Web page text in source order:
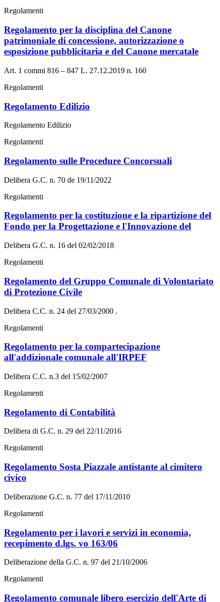
Regolamenti
Regolamento per la disciplina del Canone
patrimoniale di concessione, autorizzazione o
esposizione pubblicitaria e del Canone mercatale
Art. 1 commi 816 – 847 L. 27.12.2019 n. 160
Regolamenti
Regolamento Edilizio
Regolamento Edilizio
Regolamenti
Regolamento sulle Procedure Concorsuali
Delibera G.C. n. 70 de 19/11/2022
Regolamenti
Regolamento per la costituzione e la ripartizione del
Fondo per la Progettazione e l'Innovazione del
Delibera G.C. n. 16 del 02/02/2018
Regolamenti
Regolamento del Gruppo Comunale di Volontariato
di Protezione Civile
Delibera C.C. n. 24 del 27/03/2000 .
Regolamenti
Regolamento per la compartecipazione
all'addizionale comunale all'IRPEF
Delibera C.C. n.3 del 15/02/2007
Regolamenti
Regolamento di Contabilità
Delibera di G.C. n. 29 del 22/11/2016
Regolamenti
Regolamento Sosta Piazzale antistante al cimitero
civico
Deliberazione G.C. n. 77 del 17/11/2010
Regolamenti
Regolamento per i lavori e servizi in economia,
recepimento d.lgs. vo 163/06
Deliberazione della G.C. n. 97 del 21/10/2006
Regolamenti
Regolamento comunale libero esercizio dell'Arte di